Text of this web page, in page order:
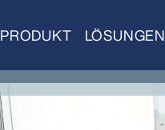
PRODUKT LÖSUNGEN